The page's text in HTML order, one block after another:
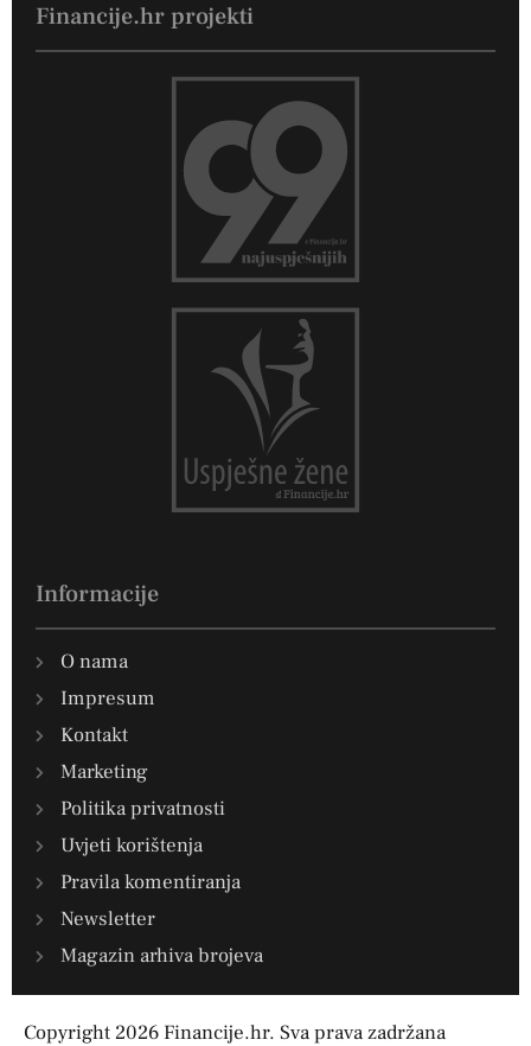
Financije.hr projekti
Informacije
O nama
Impresum
Kontakt
Marketing
Politika privatnosti
Uvjeti korištenja
Pravila komentiranja
Newsletter
Magazin arhiva brojeva
Copyright 2026 Financije.hr. Sva prava zadržana